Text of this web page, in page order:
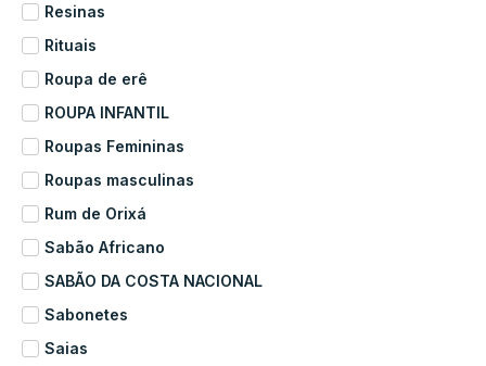
Resinas
Rituais
Roupa de erê
ROUPA INFANTIL
Roupas Femininas
Roupas masculinas
Rum de Orixá
Sabão Africano
SABÃO DA COSTA NACIONAL
Sabonetes
Saias